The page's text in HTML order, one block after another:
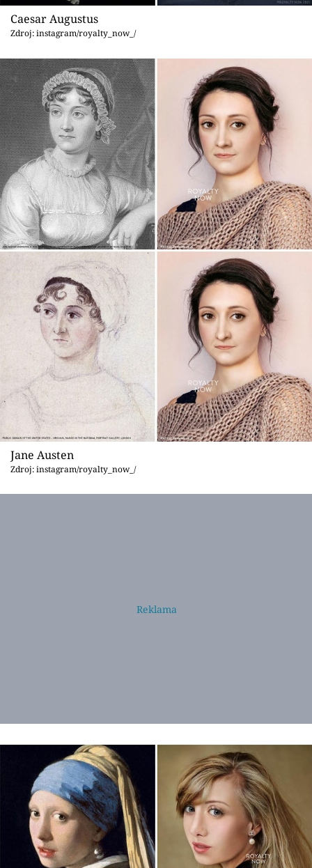
Caesar Augustus
Zdroj: instagram/royalty_now_/
Jane Austen
Zdroj: instagram/royalty_now_/